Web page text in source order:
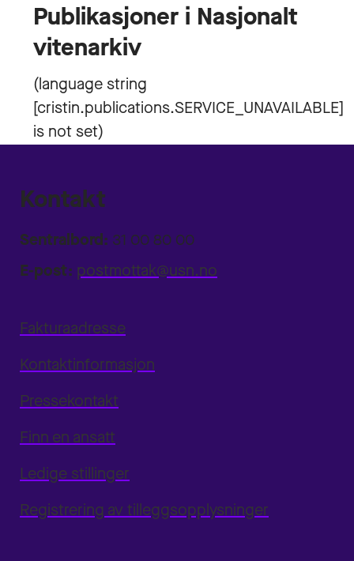
Publikasjoner i Nasjonalt
vitenarkiv
Kontakt
Sentralbord: 31 00 80 00
E-post: postmottak@usn.no
Fakturaadresse
Kontaktinformasjon
Pressekontakt
Finn en ansatt
Ledige stillinger
Registrering av tilleggsopplysninger